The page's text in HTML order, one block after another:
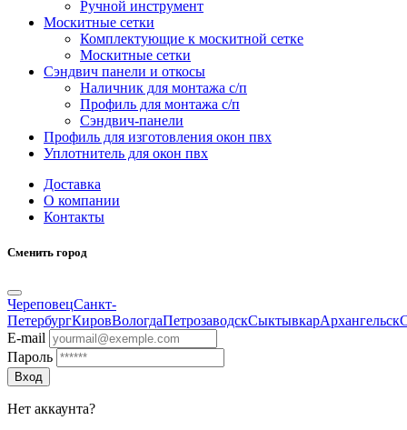
Ручной инструмент
Москитные сетки
Комплектующие к москитной сетке
Москитные сетки
Сэндвич панели и откосы
Наличник для монтажа с/п
Профиль для монтажа с/п
Сэндвич-панели
Профиль для изготовления окон пвх
Уплотнитель для окон пвх
Доставка
О компании
Контакты
Сменить город
ЧереповецСанкт-
ПетербургКировВологдаПетрозаводскСыктывкарАрхангельск
E-mail
Пароль
Вход
Нет аккаунта?